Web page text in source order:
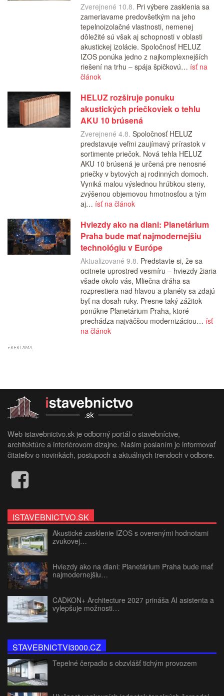
Zverejnené 10.8. Pri výbere zasklenia sa
zameriavame predovšetkým na jeho
tepelnoizolačné vlastnosti, nemenej
dôležité sú však aj schopnosti v oblasti
akustickej izolácie. Spoločnosť HELUZ
IZOS ponúka jedno z najkomplexnejších
riešení na trhu – spája špičkovú… ísť na
článok
HELUZ rozširuje ponuku
akustických priečkoviek o tehlu
AKU 10 brúsená
Zverejnené 4.8. Spoločnosť HELUZ
predstavuje veľmi zaujímavý prírastok v
sortimente priečok. Nová tehla HELUZ
AKU 10 brúsená je určená pre nenosné
priečky v bytových aj rodinných domoch.
Vyniká malou výslednou hrúbkou steny,
zvýšenou objemovou hmotnosťou a tým
aj… ísť na článok
Hviezdy ako na dlani: Planetárium
Praha bude mať najmodernejšiu
technológiu v Európe
Aktualizované 9.8. Predstavte si, že sa
ocitnete uprostred vesmíru – hviezdy žiaria
všade okolo vás, Mliečna dráha sa
rozprestiera nad hlavou a planéty sa zdajú
byť na dosah ruky. Presne taký zážitok
ponúkne Planetárium Praha, ktoré
prechádza najväčšou modernizáciou… ísť
na článok
Web istavebnictvo.sk je odborný portál o stavebníctve,
architektúre a interiérovom dizajne. Našim poslaním je informovať
čitateľov o novinkách, postupoch a aktuálnych trendoch v odbore.
ISTAVEBNICTVO.SK
Akustické zasklenie IZOS s overenými hodnotami
zvukovej…
Hviezdy ako na dlani: Planetárium Praha bude mať
najmodernejšiu…
CADKON+ Architecture 2027 prináša AI asistenta a
vylepšuje možnosti…
STAVEBNICTVI3000.CZ
Tepelné čerpadlo s obzvlášť tichým provozem